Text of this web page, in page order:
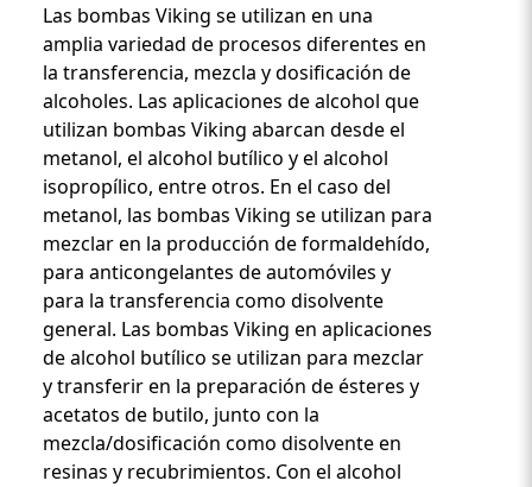
Custom Content One
Las bombas Viking se utilizan en una
amplia variedad de procesos diferentes en
la transferencia, mezcla y dosificación de
alcoholes. Las aplicaciones de alcohol que
utilizan bombas Viking abarcan desde el
metanol, el alcohol butílico y el alcohol
isopropílico, entre otros. En el caso del
metanol, las bombas Viking se utilizan para
mezclar en la producción de formaldehído,
para anticongelantes de automóviles y
para la transferencia como disolvente
general. Las bombas Viking en aplicaciones
de alcohol butílico se utilizan para mezclar
y transferir en la preparación de ésteres y
acetatos de butilo, junto con la
mezcla/dosificación como disolvente en
resinas y recubrimientos. Con el alcohol